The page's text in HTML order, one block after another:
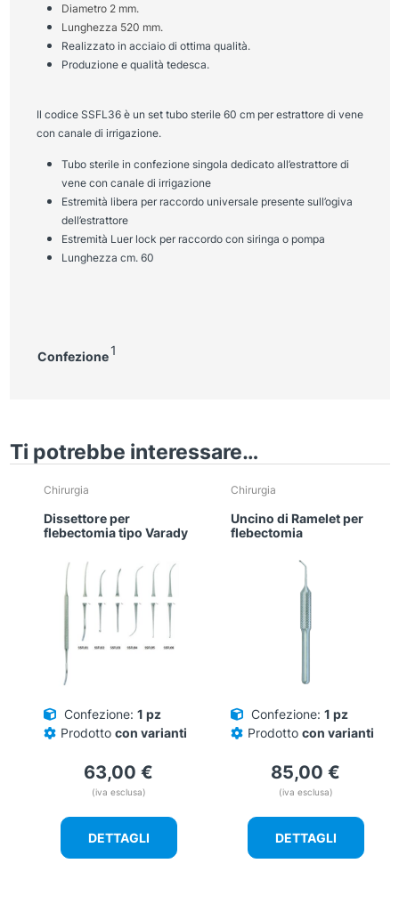
Diametro 2 mm.
Lunghezza 520 mm.
Realizzato in acciaio di ottima qualità.
Produzione e qualità tedesca.
Il codice SSFL36 è un set tubo sterile 60 cm per estrattore di vene
con canale di irrigazione.
Tubo sterile in confezione singola dedicato all’estrattore di
vene con canale di irrigazione
Estremità libera per raccordo universale presente sull’ogiva
dell’estrattore
Estremità Luer lock per raccordo con siringa o pompa
Lunghezza cm. 60
Confezione 1
Ti potrebbe interessare…
Chirurgia
Dissettore per
flebectomia tipo Varady
Confezione: 1 pz
Prodotto con varianti
63,00 €
(iva esclusa)
DETTAGLI
Chirurgia
Uncino di Ramelet per
flebectomia
Confezione: 1 pz
Prodotto con varianti
85,00 €
(iva esclusa)
DETTAGLI